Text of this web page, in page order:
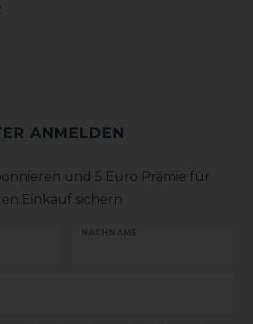
ANMELDEN
und 5 Euro Prämie für
Einkauf sichern
NACHNAME